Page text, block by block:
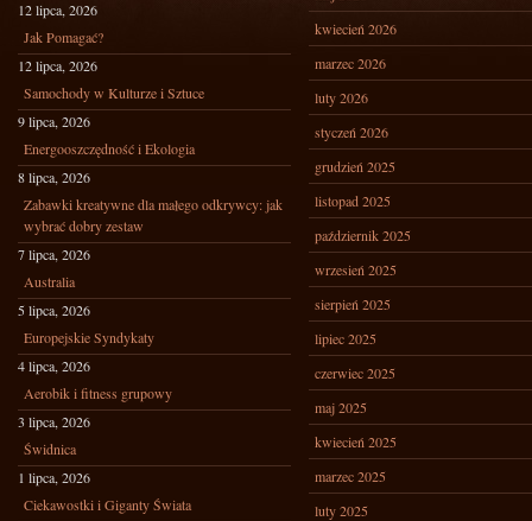
12 lipca, 2026
Jak Pomagać?
12 lipca, 2026
Samochody w Kulturze i Sztuce
9 lipca, 2026
Energooszczędność i Ekologia
8 lipca, 2026
Zabawki kreatywne dla małego odkrywcy: jak
wybrać dobry zestaw
7 lipca, 2026
Australia
5 lipca, 2026
Europejskie Syndykaty
4 lipca, 2026
Aerobik i fitness grupowy
3 lipca, 2026
Świdnica
1 lipca, 2026
Ciekawostki i Giganty Świata
kwiecień 2026
marzec 2026
luty 2026
styczeń 2026
grudzień 2025
listopad 2025
październik 2025
wrzesień 2025
sierpień 2025
lipiec 2025
czerwiec 2025
maj 2025
kwiecień 2025
marzec 2025
luty 2025